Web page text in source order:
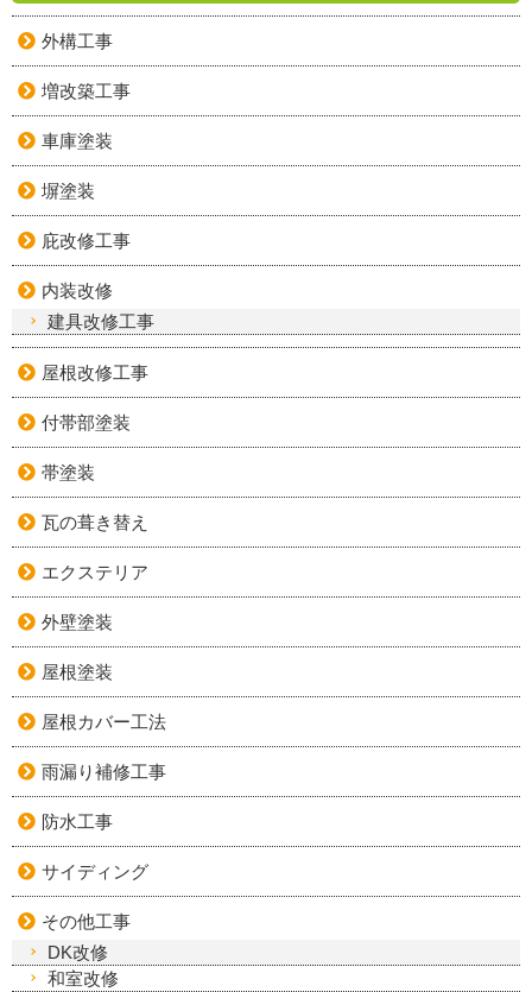
外構工事
増改築工事
車庫塗装
塀塗装
庇改修工事
内装改修
建具改修工事
屋根改修工事
付帯部塗装
帯塗装
瓦の葺き替え
エクステリア
外壁塗装
屋根塗装
屋根カバー工法
雨漏り補修工事
防水工事
サイディング
その他工事
DK改修
和室改修